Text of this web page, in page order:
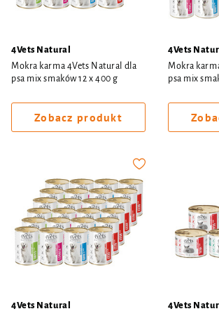
4Vets Natural
Mokra karma 4Vets Natural dla
psa mix smaków 12 x 400 g
Zobacz produkt
4Vets
Mokra
psa mix
4Vets Natural
4Vets